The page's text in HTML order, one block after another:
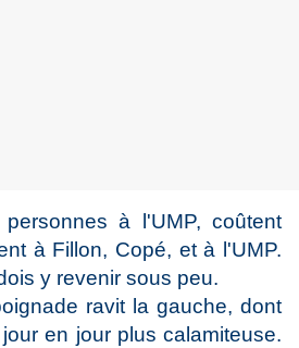
à l'UMP, coûtent
à Fillon, Copé, et à l'UMP.
y revenir sous peu.
ravit la gauche, dont
en jour plus calamiteuse.